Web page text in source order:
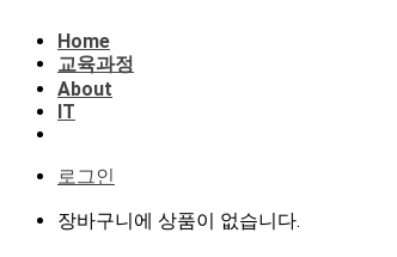
Home
교육과정
About
IT
로그인
장바구니에 상품이 없습니다.